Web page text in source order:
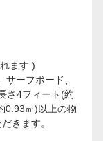
ます )
ーフボード、
さ4フィート(約
0.93㎡)以上の物
きます。